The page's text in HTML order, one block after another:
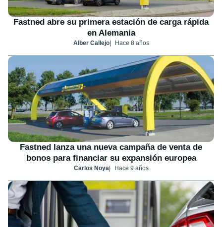
Fastned abre su primera estación de carga rápida
en Alemania
Alber Callejo Hace 8 años
Fastned lanza una nueva campaña de venta de
bonos para financiar su expansión europea
Carlos Noya Hace 9 años